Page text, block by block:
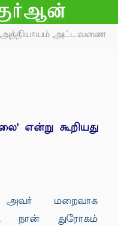
அத்தியாயம் அட்டவணை
என்று கூறியது
அவர் மறைவாக
நான் துரோகம்